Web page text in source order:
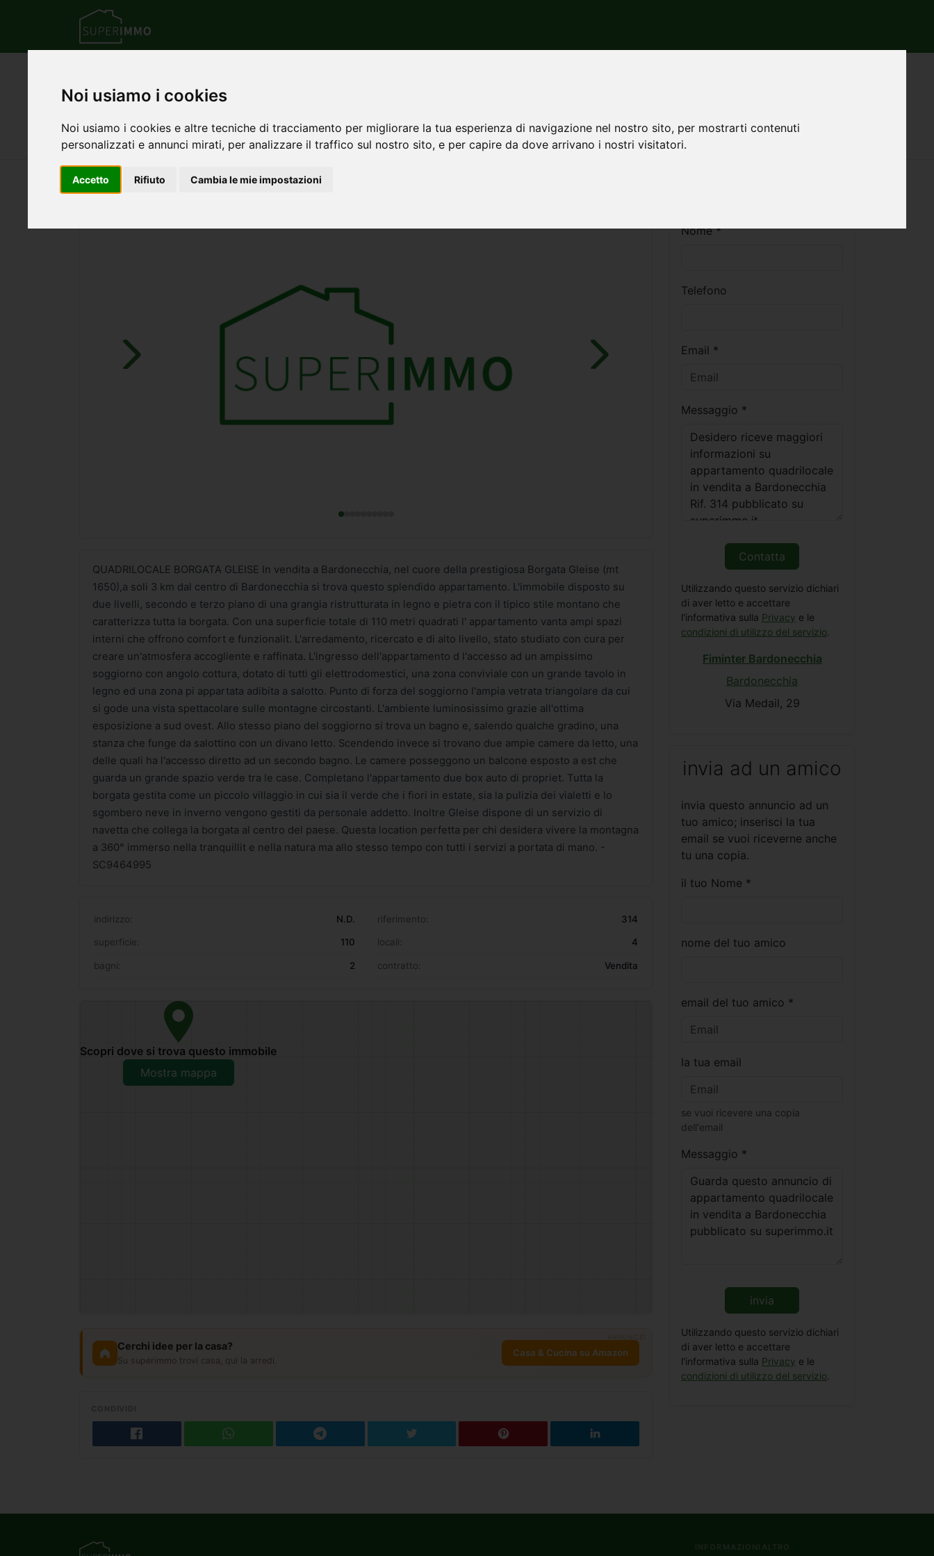
Noi usiamo i cookies
Noi usiamo i cookies e altre tecniche di tracciamento per migliorare la tua esperienza di navigazione nel nostro sito, per mostrarti contenuti
personalizzati e annunci mirati, per analizzare il traffico sul nostro sito, e per capire da dove arrivano i nostri visitatori.
Accetto Rifiuto Cambia le mie impostazioni
Appartamento quadrilocale in vendita a Bardonecchia
430.000 € 110 mq 4 stanze 2 bagni ultimo piano
QUADRILOCALE BORGATA GLEISE In vendita a Bardonecchia, nel cuore della prestigiosa Borgata Gleise (mt
1650),a soli 3 km dal centro di Bardonecchia si trova questo splendido appartamento. L'immobile disposto su
due livelli, secondo e terzo piano di una grangia ristrutturata in legno e pietra con il tipico stile montano che
caratterizza tutta la borgata. Con una superficie totale di 110 metri quadrati l' appartamento vanta ampi spazi
interni che offrono comfort e funzionalit. L'arredamento, ricercato e di alto livello, stato studiato con cura per
creare un'atmosfera accogliente e raffinata. L'ingresso dell'appartamento d l'accesso ad un ampissimo
soggiorno con angolo cottura, dotato di tutti gli elettrodomestici, una zona conviviale con un grande tavolo in
legno ed una zona pi appartata adibita a salotto. Punto di forza del soggiorno l'ampia vetrata triangolare da cui
si gode una vista spettacolare sulle montagne circostanti. L'ambiente luminosissimo grazie all'ottima
esposizione a sud ovest. Allo stesso piano del soggiorno si trova un bagno e, salendo qualche gradino, una
stanza che funge da salottino con un divano letto. Scendendo invece si trovano due ampie camere da letto, una
delle quali ha l'accesso diretto ad un secondo bagno. Le camere posseggono un balcone esposto a est che
guarda un grande spazio verde tra le case. Completano l'appartamento due box auto di propriet. Tutta la
borgata gestita come un piccolo villaggio in cui sia il verde che i fiori in estate, sia la pulizia dei vialetti e lo
sgombero neve in inverno vengono gestiti da personale addetto. Inoltre Gleise dispone di un servizio di
navetta che collega la borgata al centro del paese. Questa location perfetta per chi desidera vivere la montagna
a 360° immerso nella tranquillit e nella natura ma allo stesso tempo con tutti i servizi a portata di mano. -
SC9464995
indirizzo: N.D. riferimento: 314
superficie: 110 locali: 4
bagni: 2 contratto: Vendita
Scopri dove si trova questo immobile
Mostra mappa
Cerchi idee per la casa?
Su superimmo trovi casa, qui la arredi.
Casa & Cucina su Amazon
Nome *
Telefono
Email *
Messaggio *
Contatta
Utilizzando questo servizio dichiari
di aver letto e accettare
l'informativa sulla Privacy e le
condizioni di utilizzo del servizio
Fiminter Bardonecchia
Bardonecchia
Via Medail, 29
invia ad un amico
invia questo annuncio ad un
tuo amico; inserisci la tua
email se vuoi riceverne anche
tu una copia.
il tuo Nome *
nome del tuo amico
email del tuo amico *
la tua email
se vuoi ricevere una copia
dell'email
Messaggio *
invia
Utilizzando questo servizio dichiari
di aver letto e accettare
l'informativa sulla Privacy e le
condizioni di utilizzo del servizio